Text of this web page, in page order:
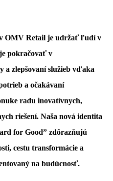
OMV Retail je udržať ľudí v
pokračovať v
a zlepšovaní služieb vďaka
a očakávaní
radu inovatívnych,
riešení. Naša nová identita
for Good” zdôrazňujú
cestu transformácie a
na budúcnosť.